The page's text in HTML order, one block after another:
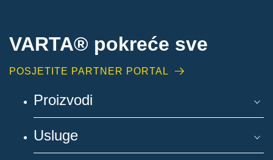
VARTA® pokreće sve
POSJETITE PARTNER PORTAL
Proizvodi
Usluge